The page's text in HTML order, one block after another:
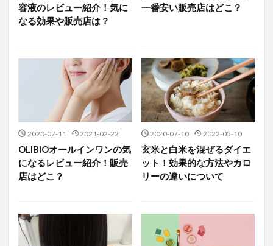
容液のレビュー紹介！気に
なる効果や販売店は？
一番安い販売店はどこ？
2020-07-11 2021-02-22
OLIBIOオールインワンの気
になるレビュー紹介！販売
店はどこ？
2020-07-10 2022-05-10
玄米と白米を混ぜるダイエ
ット！効果的な方法やカロ
リーの違いについて